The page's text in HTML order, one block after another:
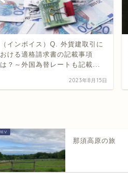
（インボイス）Q. 外貨建取引に
おける適格請求書の記載事項
は？～外国為替レートも記載...
2023年8月15日
那須高原の旅